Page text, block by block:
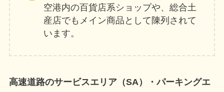
空港内の百貨店系ショップや、総合土
産店でもメイン商品として陳列されて
います。
高速道路のサービスエリア（SA）・パーキングエ